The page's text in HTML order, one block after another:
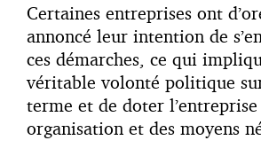
Certaines entreprises ont
annoncé leur intention de
ces démarches, ce qui
véritable volonté politique
terme et de doter l’entreprise
organisation et des moyens